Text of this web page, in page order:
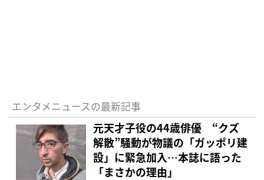
エンタメニュースの最新記事
元天才子役の44歳俳優 “クズ
解散”騒動が物議の「ガッポリ建
設」に緊急加入…本誌に語った
「まさかの理由」